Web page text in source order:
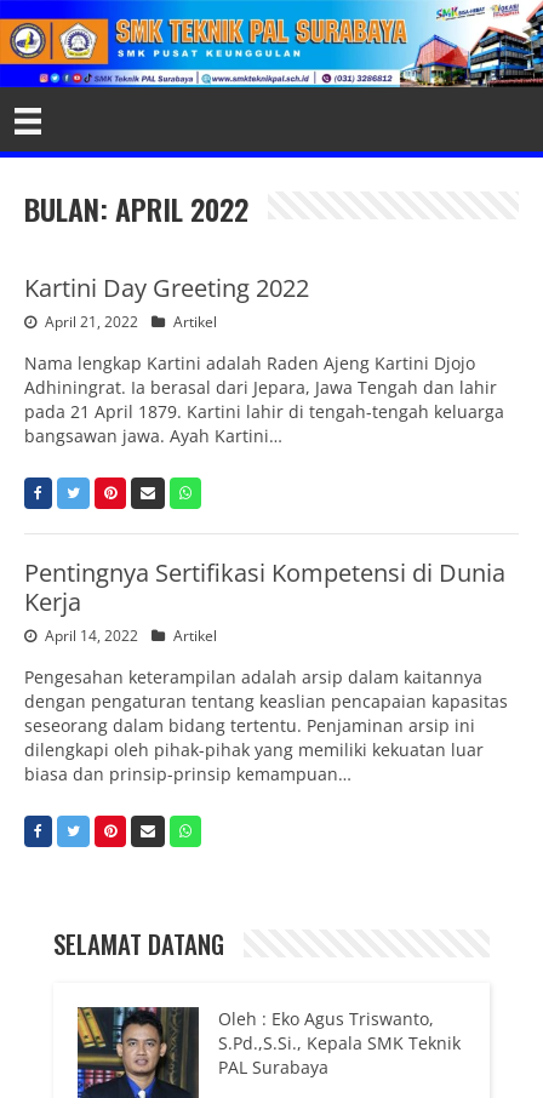
BULAN:APRIL 2022
Kartini Day Greeting 2022
April 21, 2022 Artikel
Nama lengkap Kartini adalah Raden Ajeng Kartini Djojo
Adhiningrat. Ia berasal dari Jepara, Jawa Tengah dan lahir
pada 21 April 1879. Kartini lahir di tengah-tengah keluarga
bangsawan jawa. Ayah Kartini…
Pentingnya Sertifikasi Kompetensi di Dunia
Kerja
April 14, 2022 Artikel
Pengesahan keterampilan adalah arsip dalam kaitannya
dengan pengaturan tentang keaslian pencapaian kapasitas
seseorang dalam bidang tertentu. Penjaminan arsip ini
dilengkapi oleh pihak-pihak yang memiliki kekuatan luar
biasa dan prinsip-prinsip kemampuan…
SELAMAT DATANG
Oleh : Eko Agus Triswanto,
S.Pd.,S.Si., Kepala SMK Teknik
PAL Surabaya